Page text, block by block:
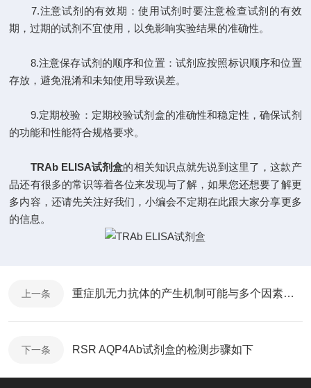
7.注意试剂的有效期：使用试剂时要注意检查试剂的有效
期，过期的试剂不宜使用，以免影响实验结果的准确性。
8.注意保存试剂的顺序和位置：试剂应按照标识顺序和位置
存放，避免混淆和未知使用导致误差。
9.定期校验：定期校验试剂盒的准确性和稳定性，确保试剂
的功能和性能符合规格要求。
TRAb ELISA试剂盒的相关知识点就先说到这里了，这款产
品还有很多的常识等着各位来发现与了解，如果您还想要了解更
多内容，还请先关注好我们，小编会不定期在此跟大家分享更多
的信息。
上一条 重症肌无力抗体的产生机制可能与多个因素有关
下一条 RSR AQP4Ab试剂盒的检测步骤如下